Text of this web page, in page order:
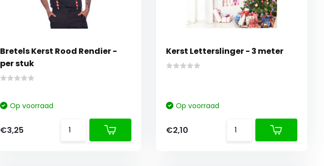
Bretels Kerst Rood Rendier -
per stuk
Op voorraad
€3,25
Kerst Letterslinger - 3 meter
Op voorraad
€2,10